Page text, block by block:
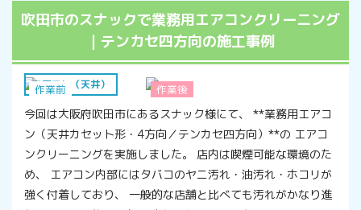
吹田市のスナックで業務用エアコンクリーニング
｜テンカセ四方向の施工事例
作業前 作業後
エアコン（天井）
今回は大阪府吹田市にあるスナック様にて、 **業務用エアコ
ン（天井カセット形・4方向／テンカセ四方向）**の エアコ
ンクリーニングを実施しました。 店内は喫煙可能な環境のた
め、 エアコン内部にはタバコのヤニ汚れ・油汚れ・ホコリが
強く付着しており、 一般的な店舗と比べても汚れがかなり進